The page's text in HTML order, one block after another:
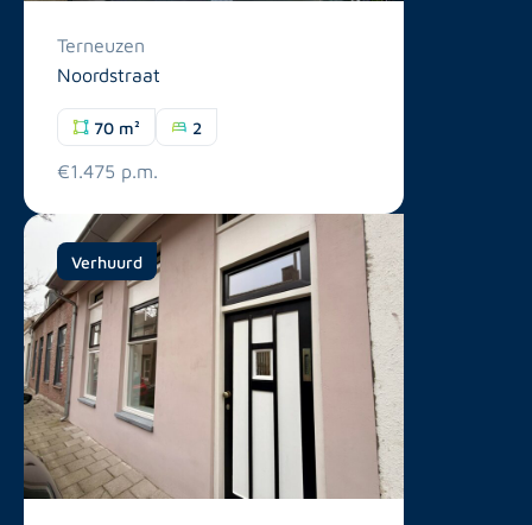
Terneuzen
Noordstraat
70 m² 2
€1.475 p.m.
Verhuurd